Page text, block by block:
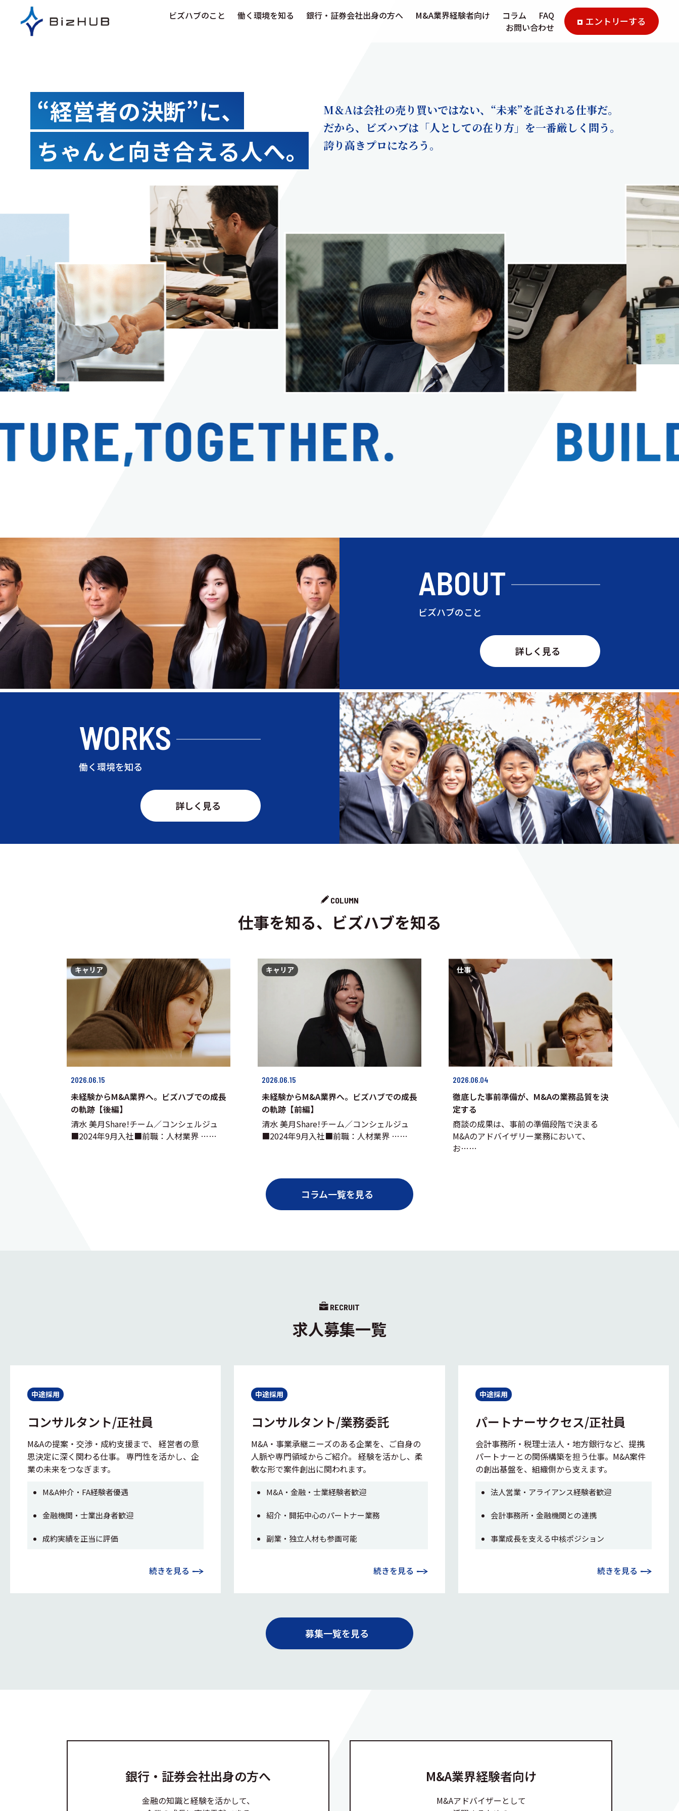
ビズハブのこと 働く環境を知る 銀行・証券会社出身の方へ M&A業界経験者向け コラム
FAQ
お問い合わせ
エントリーする
“経営者の決断”に、
ちゃんと向き合える人へ。
M＆Aは会社の売り買いではない、“未来”を託される仕事だ。
だから、ビズハブは「人としての在り方」を一番厳しく問う。
誇り高きプロになろう。
ABOUT
ビズハブのこと
詳しく見る
WORKS
働く環境を知る
詳しく見る
COLUMN
仕事を知る、ビズハブを知る
2026.06.15
未経験からM&A業界へ。ビズハブでの成長
の軌跡【後編】
清水 美月Share!チーム／コンシェルジュ
■2024年9月入社■前職：人材業界 ……
キャリア
2026.06.15
未経験からM&A業界へ。ビズハブでの成長
の軌跡【前編】
清水 美月Share!チーム／コンシェルジュ
■2024年9月入社■前職：人材業界 ……
キャリア
2026.06.04
徹底した事前準備が、M&Aの業務品質を決
定する
商談の成果は、事前の準備段階で決まる
M&Aのアドバイザリー業務において、
お……
仕事
コラム一覧を見る
RECRUIT
求人募集一覧
中途採用
コンサルタント/正社員
M&Aの提案・交渉・成約支援まで、 経営者の意
思決定に深く関わる仕事。 専門性を活かし、企
業の未来をつなぎます。
M&A仲介・FA経験者優遇
金融機関・士業出身者歓迎
成約実績を正当に評価
続きを見る
中途採用
コンサルタント/業務委託
M&A・事業承継ニーズのある企業を、ご自身の
人脈や専門領域からご紹介。 経験を活かし、柔
軟な形で案件創出に関われます。
M&A・金融・士業経験者歓迎
紹介・開拓中心のパートナー業務
副業・独立人材も参画可能
続きを見る
中途採用
パートナーサクセス/正社員
会計事務所・税理士法人・地方銀行など、提携
パートナーとの関係構築を担う仕事。M&A案件
の創出基盤を、組織側から支えます。
法人営業・アライアンス経験者歓迎
会計事務所・金融機関との連携
事業成長を支える中核ポジション
続きを見る
募集一覧を見る
銀行・証券会社出身の方へ
金融の知識と経験を活かして、
M&A業界経験者向け
M&Aアドバイザーとして